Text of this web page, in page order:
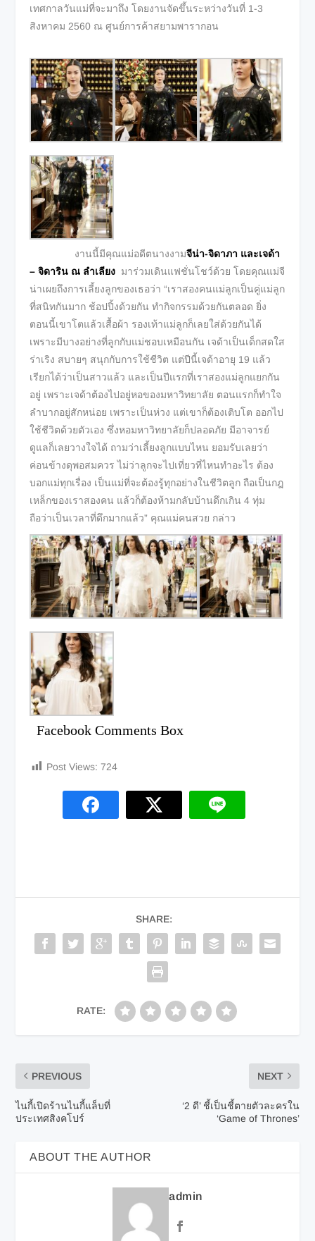
เทศกาลวันแม่ที่จะมาถึง โดยงานจัดขึ้นระหว่างวันที่ 1-3
สิงหาคม 2560 ณ ศูนย์การค้าสยามพารากอน
งานนี้มีคุณแม่อดีตนางงามจีน่า-จิดาภา และเจด้า
– จิดาริน ณ ลำเลียง มาร่วมเดินแฟชั่นโชว์ด้วย โดยคุณแม่จี
น่าเผยถึงการเลี้ยงลูกของเธอว่า “เราสองคนแม่ลูกเป็นคู่แม่ลูก
ที่สนิทกันมาก ช้อปปิ้งด้วยกัน ทำกิจกรรมด้วยกันตลอด ยิ่ง
ตอนนี้เขาโตแล้วเสื้อผ้า รองเท้าแม่ลูกก็เลยใส่ด้วยกันได้
เพราะมีบางอย่างที่ลูกกับแม่ชอบเหมือนกัน เจด้าเป็นเด็กสดใส
ร่าเริง สบายๆ สนุกกับการใช้ชีวิต แต่ปีนี้เจด้าอายุ 19 แล้ว
เรียกได้ว่าเป็นสาวแล้ว และเป็นปีแรกที่เราสองแม่ลูกแยกกัน
อยู่ เพราะเจด้าต้องไปอยู่หอของมหาวิทยาลัย ตอนแรกก็ทำใจ
ลำบากอยู่สักหน่อย เพราะเป็นห่วง แต่เขาก็ต้องเติบโต ออกไป
ใช้ชีวิตด้วยตัวเอง ซึ่งหอมหาวิทยาลัยก็ปลอดภัย มีอาจารย์
ดูแลก็เลยวางใจได้ ถามว่าเลี้ยงลูกแบบไหน ยอมรับเลยว่า
ค่อนข้างดุพอสมควร ไม่ว่าลูกจะไปเที่ยวที่ไหนทำอะไร ต้อง
บอกแม่ทุกเรื่อง เป็นแม่ที่จะต้องรู้ทุกอย่างในชีวิตลูก ถือเป็นกฎ
เหล็กของเราสองคน แล้วก็ต้องห้ามกลับบ้านดึกเกิน 4 ทุ่ม
ถือว่าเป็นเวลาที่ดึกมากแล้ว” คุณแม่คนสวย กล่าว
Facebook Comments Box
Post Views: 724
SHARE:
RATE:
PREVIOUS
ไนกี้เปิดร้านไนกี้แล็บที่
ประเทศสิงคโปร์
NEXT
‘2 ดี’ ชี้เป็นชี้ตายตัวละครใน
‘Game of Thrones’
ABOUT THE AUTHOR
admin